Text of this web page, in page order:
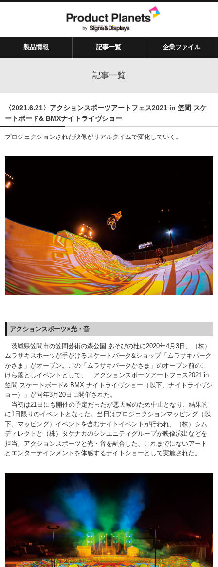
製品情報 記事一覧 企業ファイル
記事一覧
〈2021.6.21〉アクションスポーツアートフェス2021 in 笠間 スケ
ートボード& BMXナイトライヴショー
プロジェクションされた映像がリアルタイムで変化していく。
アクションスポーツ×光・音
茨城県笠間市の笠間芸術の森公園 あそびの杜に2020年4月3日、（株）
ムラサキスポーツが手がけるスケートパーク&ショップ「ムラサキパーク
かさま」がオープン。この「ムラサキパークかさま」のオープン前のこ
けら落としイベントとして、「アクションスポーツアートフェス2021 in
笠間 スケートボード& BMX ナイトライヴショー（以下、ナイトライヴシ
ョー）」が同年3月20日に開催された。
当初は21日にも開催の予定だったが悪天候のため中止となり、結果的
に1日限りのイベントとなった。当日はプロジェクションマッピング（以
下、マッピング）イベントを含むナイトイベントが行われ、（株）シム
ディレクトと（株）タケナカのシンユニティグループが映像演出などを
担当。アクションスポーツと光・音を融合した、これまでにないアート
とエンターテインメントを体感するナイトショーとして実施された。